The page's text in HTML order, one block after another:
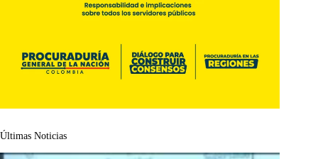
Últimas Noticias